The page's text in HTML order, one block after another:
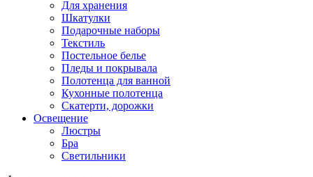
Для хранения
Шкатулки
Подарочные наборы
Текстиль
Постельное белье
Пледы и покрывала
Полотенца для ванной
Кухонные полотенца
Скатерти, дорожки
Освещение
Люстры
Бра
Светильники